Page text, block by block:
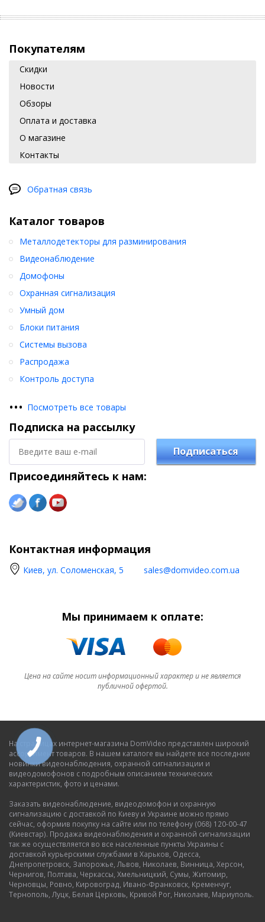
Покупателям
Скидки
Новости
Обзоры
Оплата и доставка
О магазине
Контакты
Обратная связь
Каталог товаров
Металлодетекторы для разминирования
Видеонаблюдение
Домофоны
Охранная сигнализация
Умный дом
Блоки питания
Системы вызова
Распродажа
Контроль доступа
••• Посмотреть все товары
Подписка на рассылку
Подписаться
Присоединяйтесь к нам:
Контактная информация
Киев, ул. Соломенская, 5 sales@domvideo.com.ua
Мы принимаем к оплате:
Цена на сайте носит информационный характер и не является
публичной офертой.
На страницах интернет-магазина DomVideo представлен широкий
ассортимент товаров. В нашем каталоге вы найдете все последние
новинки видеонаблюдения, охранной сигнализации и
видеодомофонов с подробным описанием технических
характеристик, фото и ценами.
Заказать видеонаблюдение, видеодомофон и охранную
сигнализацию с доставкой по Киеву и Украине можно прямо
сейчас, оформив покупку на сайте или по телефону (068) 120-00-47
(Киевстар). Продажа видеонаблюдения и охранной сигнализации
так же осуществляется во все населенные пункты Украины с
доставкой курьерскими службами в Харьков, Одесса,
Днепропетровск, Запорожье, Львов, Николаев, Винница, Херсон,
Чернигов, Полтава, Черкассы, Хмельницкий, Сумы, Житомир,
Черновцы, Ровно, Кировоград, Ивано-Франковск, Кременчуг,
Тернополь, Луцк, Белая Церковь, Кривой Рог, Николаев, Мариуполь.